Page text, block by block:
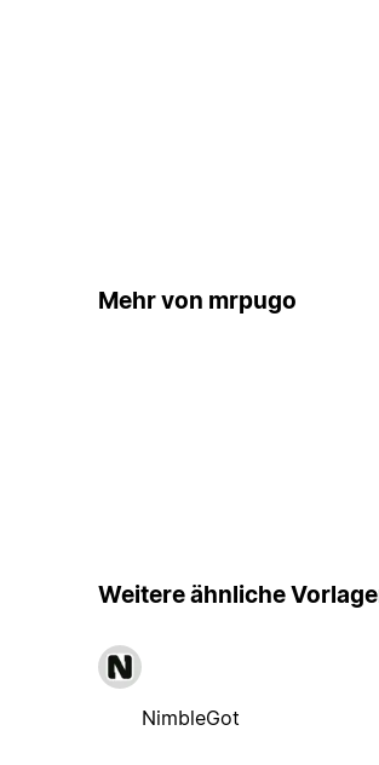
Mehr von mrpugo
Weitere ähnliche
NimbleGot